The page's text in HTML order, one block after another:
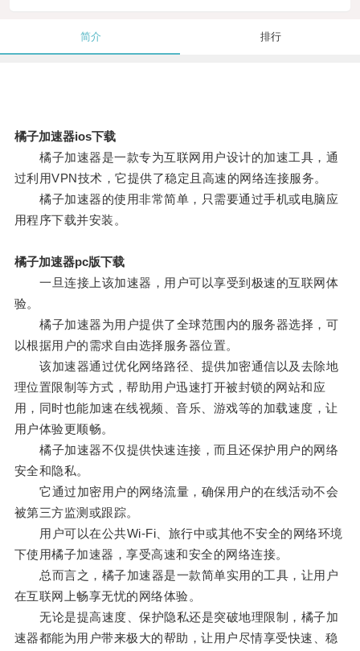
简介 排行
橘子加速器ios下载
橘子加速器是一款专为互联网用户设计的加速工具，通
过利用VPN技术，它提供了稳定且高速的网络连接服务。
橘子加速器的使用非常简单，只需要通过手机或电脑应
用程序下载并安装。
橘子加速器pc版下载
一旦连接上该加速器，用户可以享受到极速的互联网体
验。
橘子加速器为用户提供了全球范围内的服务器选择，可
以根据用户的需求自由选择服务器位置。
该加速器通过优化网络路径、提供加密通信以及去除地
理位置限制等方式，帮助用户迅速打开被封锁的网站和应
用，同时也能加速在线视频、音乐、游戏等的加载速度，让
用户体验更顺畅。
橘子加速器不仅提供快速连接，而且还保护用户的网络
安全和隐私。
它通过加密用户的网络流量，确保用户的在线活动不会
被第三方监测或跟踪。
用户可以在公共Wi-Fi、旅行中或其他不安全的网络环境
下使用橘子加速器，享受高速和安全的网络连接。
总而言之，橘子加速器是一款简单实用的工具，让用户
在互联网上畅享无忧的网络体验。
无论是提高速度、保护隐私还是突破地理限制，橘子加
速器都能为用户带来极大的帮助，让用户尽情享受快速、稳